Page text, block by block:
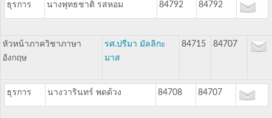
ธุรการ นางพุทธชาติ รสหอม 84792 84792
หัวหน้าภาควิชาภาษา
อังกฤษ
รศ.ปรีมา มัลลิกะ
มาส
84715 84707
ธุรการ นางวารินทร์ พดด้วง 84708 84707